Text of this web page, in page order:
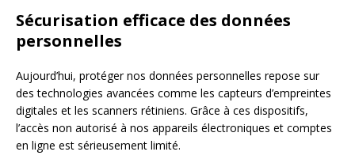
Sécurisation efficace des données
personnelles
Aujourd’hui, protéger nos données personnelles repose sur
des technologies avancées comme les capteurs d’empreintes
digitales et les scanners rétiniens. Grâce à ces dispositifs,
l’accès non autorisé à nos appareils électroniques et comptes
en ligne est sérieusement limité.